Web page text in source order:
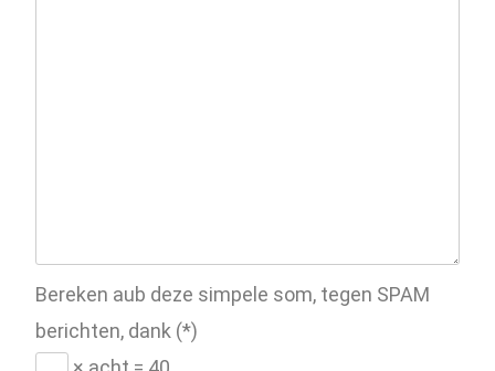
Bereken aub deze simpele som, tegen SPAM
berichten, dank (*)